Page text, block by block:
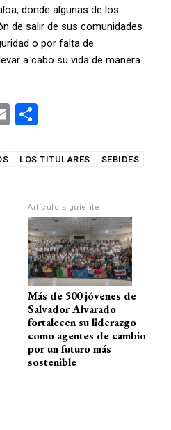
donde algunas de los
de salir de sus comunidades
o por falta de
a cabo su vida de manera
E
ail m
ar
tir
LOS TITULARES SEBIDES
Artículo siguiente
Más de 500 jóvenes de
Salvador Alvarado
fortalecen su liderazgo
como agentes de cambio
por un futuro más
sostenible